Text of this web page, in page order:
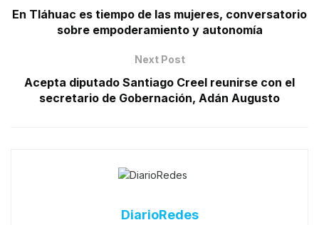
En Tláhuac es tiempo de las mujeres, conversatorio
sobre empoderamiento y autonomía
Next Post
Acepta diputado Santiago Creel reunirse con el
secretario de Gobernación, Adán Augusto
DiarioRedes